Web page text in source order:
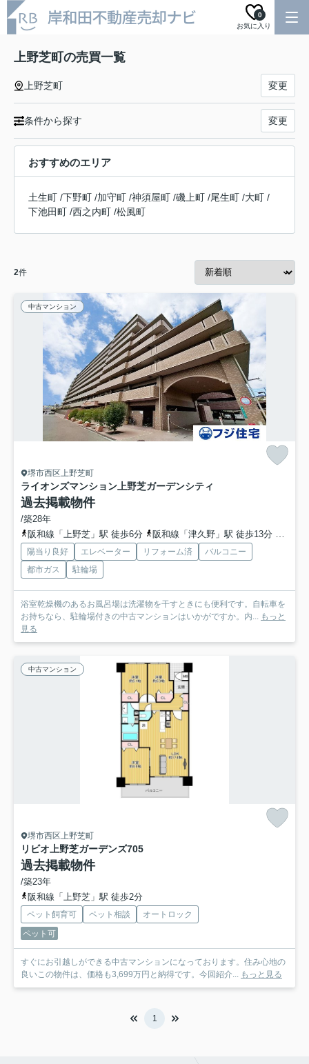
お気に入り
0
上野芝町の売買一覧
上野芝町 変更
条件から探す 変更
おすすめのエリア
土生町 /下野町 /加守町 /神須屋町 /磯上町 /尾生町 /大町 /
下池田町 /西之内町 /松風町
2件
中古マンション
堺市西区上野芝町
ライオンズマンション上野芝ガーデンシティ
過去掲載物件
/築28年
阪和線「上野芝」駅 徒歩6分
阪和線「津久野」駅 徒歩13分 阪和
陽当り良好 エレベーター リフォーム済
バルコニー
都市ガス
駐輪場
浴室乾燥機のあるお風呂場は洗濯物を干すときにも便利です。自転車を
お持ちなら、駐輪場付きの中古マンションはいかがですか。内... もっと
見る
中古マンション
堺市西区上野芝町
リビオ上野芝ガーデンズ705
過去掲載物件
/築23年
阪和線「上野芝」駅 徒歩2分
ペット飼育可 ペット相談
オートロック
ペット可
すぐにお引越しができる中古マンションになっております。住み心地の
良いこの物件は、価格も3,699万円と納得です。今回紹介... もっと見る
1